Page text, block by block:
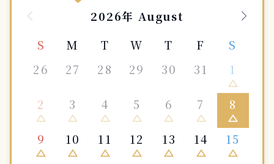
2026年 August
S
M T W T F
S
26
27 28 29 30 31 1
change_history
2
change_history
3
change_history
4
change_history
5
change_history
6
change_history
7
change_history
8
change_history
9
change_history
10
change_history
11
change_history
12
change_history
13
change_history
14
change_history
15
change_history